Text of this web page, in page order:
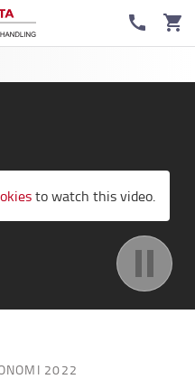
to watch this video.
2022